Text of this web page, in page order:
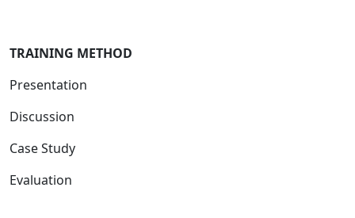
TRAINING METHOD
Presentation
Discussion
Case Study
Evaluation